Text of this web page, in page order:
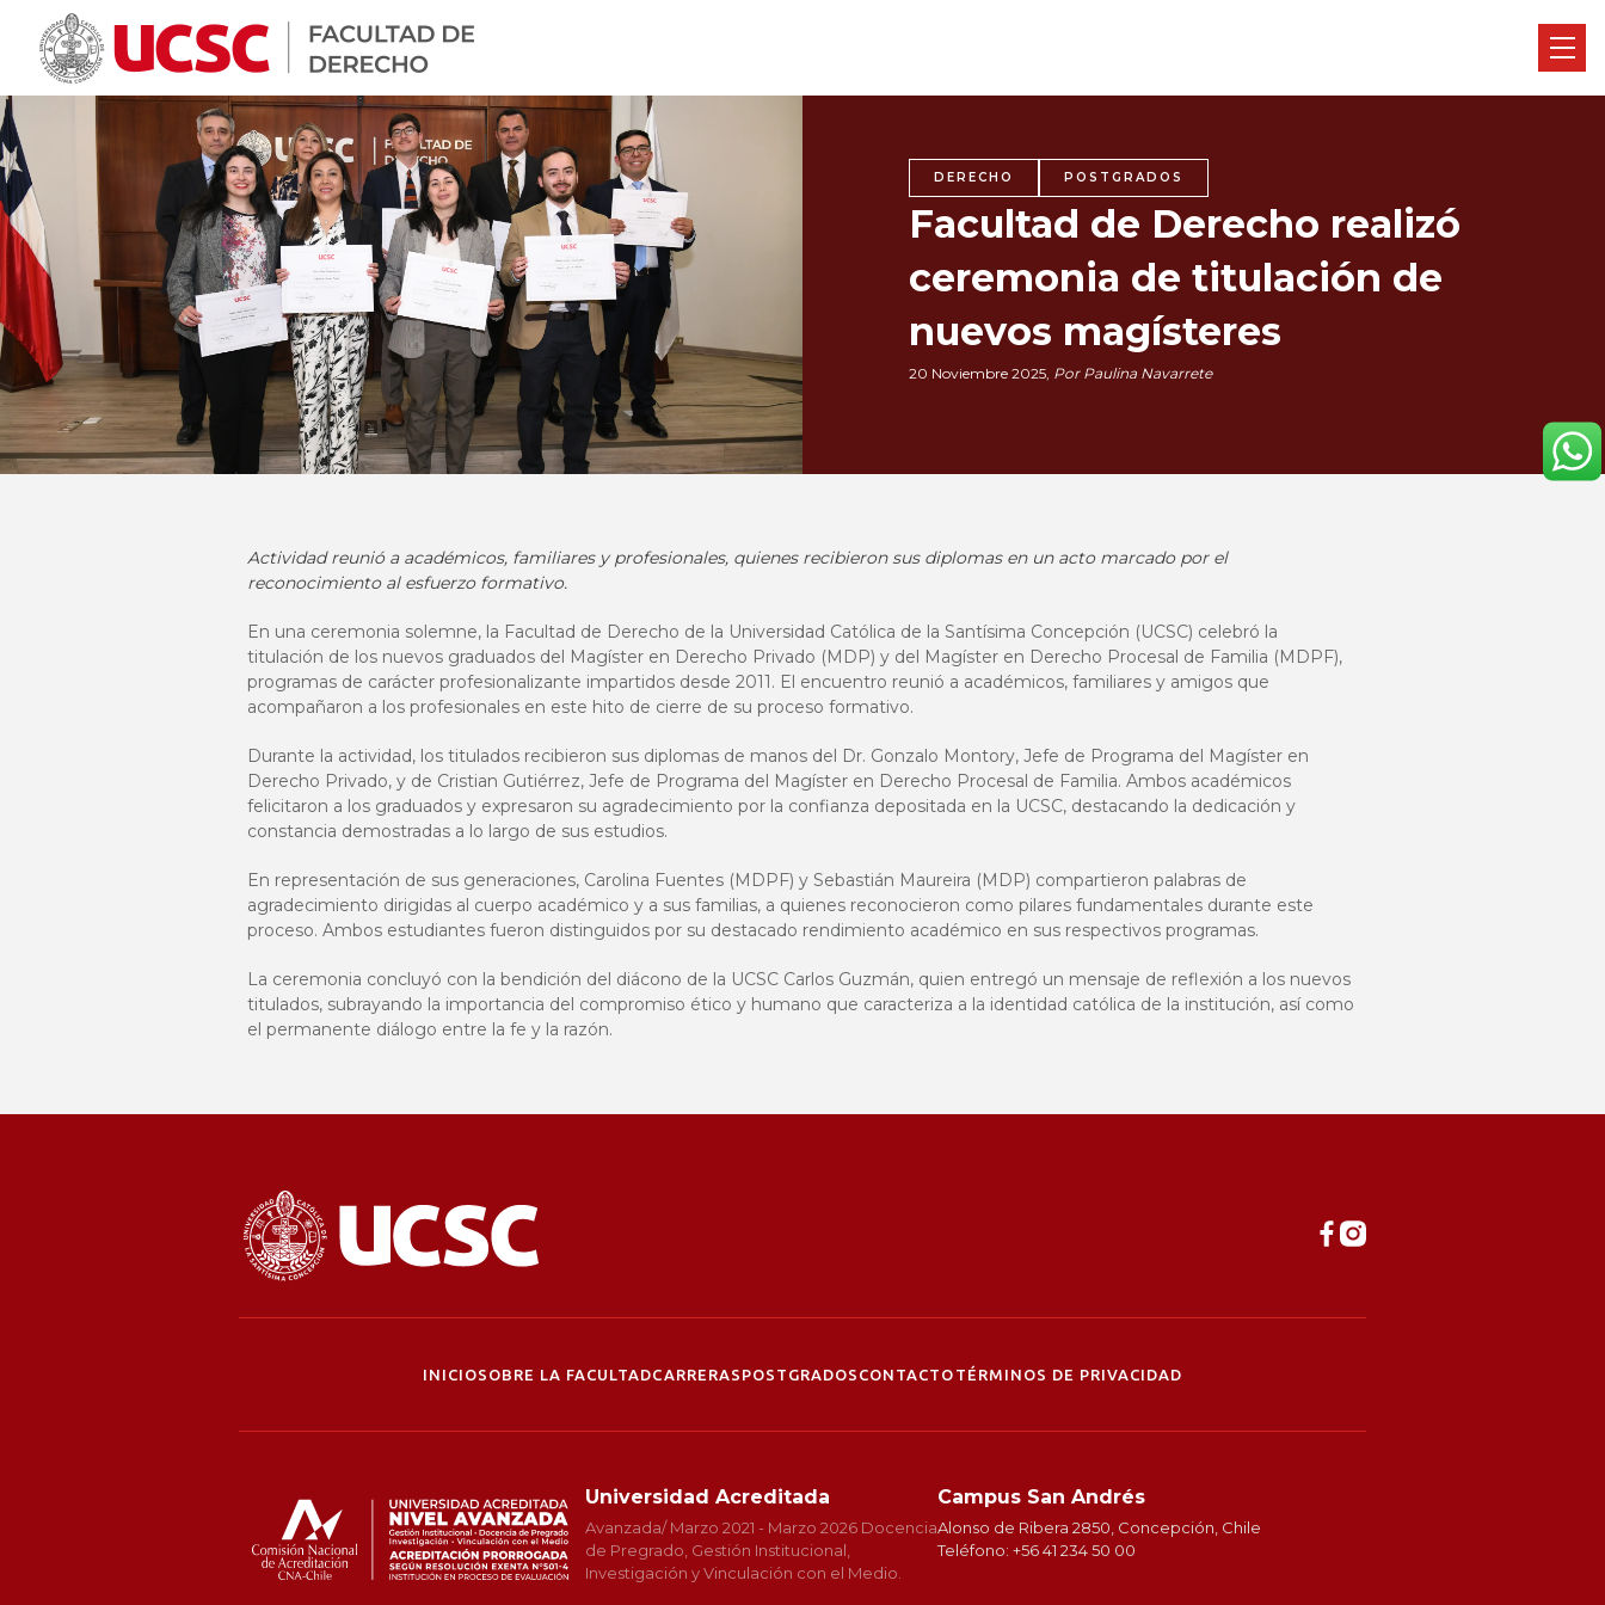
DERECHO POSTGRADOS
Facultad de Derecho realizó
ceremonia de titulación de
nuevos magísteres
20 Noviembre 2025, Por Paulina Navarrete
Actividad reunió a académicos, familiares y profesionales, quienes recibieron sus diplomas en un acto marcado por el
reconocimiento al esfuerzo formativo.
En una ceremonia solemne, la Facultad de Derecho de la Universidad Católica de la Santísima Concepción (UCSC) celebró la
titulación de los nuevos graduados del Magíster en Derecho Privado (MDP) y del Magíster en Derecho Procesal de Familia (MDPF),
programas de carácter profesionalizante impartidos desde 2011. El encuentro reunió a académicos, familiares y amigos que
acompañaron a los profesionales en este hito de cierre de su proceso formativo.
Durante la actividad, los titulados recibieron sus diplomas de manos del Dr. Gonzalo Montory, Jefe de Programa del Magíster en
Derecho Privado, y de Cristian Gutiérrez, Jefe de Programa del Magíster en Derecho Procesal de Familia. Ambos académicos
felicitaron a los graduados y expresaron su agradecimiento por la confianza depositada en la UCSC, destacando la dedicación y
constancia demostradas a lo largo de sus estudios.
En representación de sus generaciones, Carolina Fuentes (MDPF) y Sebastián Maureira (MDP) compartieron palabras de
agradecimiento dirigidas al cuerpo académico y a sus familias, a quienes reconocieron como pilares fundamentales durante este
proceso. Ambos estudiantes fueron distinguidos por su destacado rendimiento académico en sus respectivos programas.
La ceremonia concluyó con la bendición del diácono de la UCSC Carlos Guzmán, quien entregó un mensaje de reflexión a los nuevos
titulados, subrayando la importancia del compromiso ético y humano que caracteriza a la identidad católica de la institución, así como
el permanente diálogo entre la fe y la razón.
INICIOSOBRE LA FACULTADCARRERAS POSTGRADOS CONTACTO TÉRMINOS DE PRIVACIDAD
Universidad Acreditada
Avanzada/ Marzo 2021 - Marzo 2026 Docencia
de Pregrado, Gestión Institucional,
Investigación y Vinculación con el Medio.
Campus San Andrés
Alonso de Ribera 2850, Concepción, Chile
Teléfono: +56 41 234 50 00